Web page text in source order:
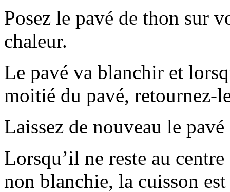
Posez le pavé de thon sur
chaleur.
Le pavé va blanchir et
moitié du pavé, retournez-
Laissez de nouveau le
Lorsqu’il ne reste au
non blanchie, la cuisson